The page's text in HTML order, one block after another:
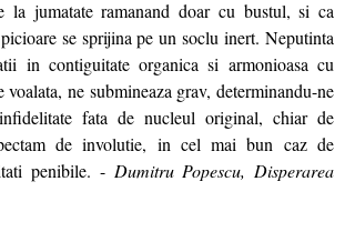
la jumatate ramanand doar cu bustul, si ca
se sprijina pe un soclu inert. Neputinta
in contiguitate organica si armonioasa cu
voalata, ne submineaza grav, determinandu-ne
fata de nucleul original, chiar de
de involutie, in cel mai bun caz de
penibile. - Dumitru Popescu, Disperarea